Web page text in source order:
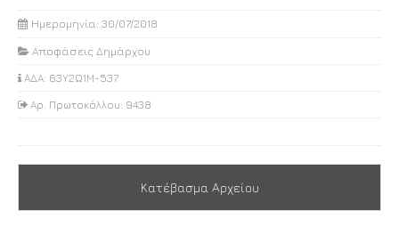
Ημερομηνία: 30/07/2018
Αποφάσεις Δημάρχου
ΑΔΑ: 63Υ2Ω1Μ-537
Αρ. Πρωτοκόλλου: 9438
Κατέβασμα Αρχείου